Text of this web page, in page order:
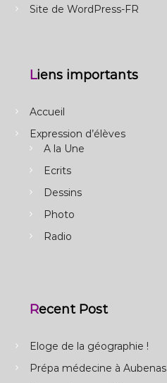
Site de WordPress-FR
Liens importants
Accueil
Expression d’élèves
A la Une
Ecrits
Dessins
Photo
Radio
Recent Post
Eloge de la géographie !
Prépa médecine à Aubenas